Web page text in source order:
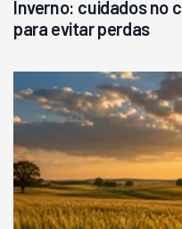
Inverno: cuidados no
para evitar perdas